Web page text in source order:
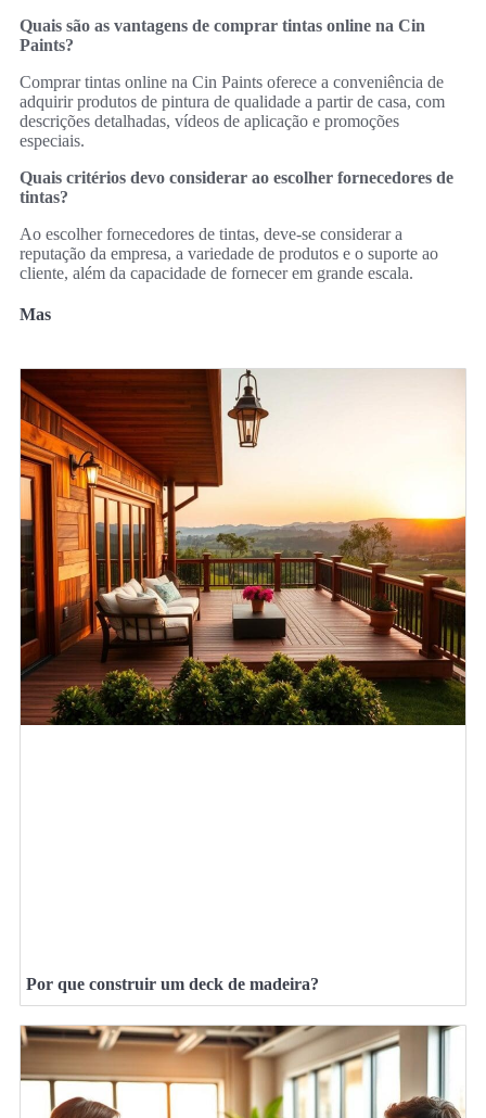
Quais são as vantagens de comprar tintas online na Cin
Paints?
Comprar tintas online na Cin Paints oferece a conveniência de
adquirir produtos de pintura de qualidade a partir de casa, com
descrições detalhadas, vídeos de aplicação e promoções
especiais.
Quais critérios devo considerar ao escolher fornecedores de
tintas?
Ao escolher fornecedores de tintas, deve-se considerar a
reputação da empresa, a variedade de produtos e o suporte ao
cliente, além da capacidade de fornecer em grande escala.
Mas
Por que construir um deck de madeira?